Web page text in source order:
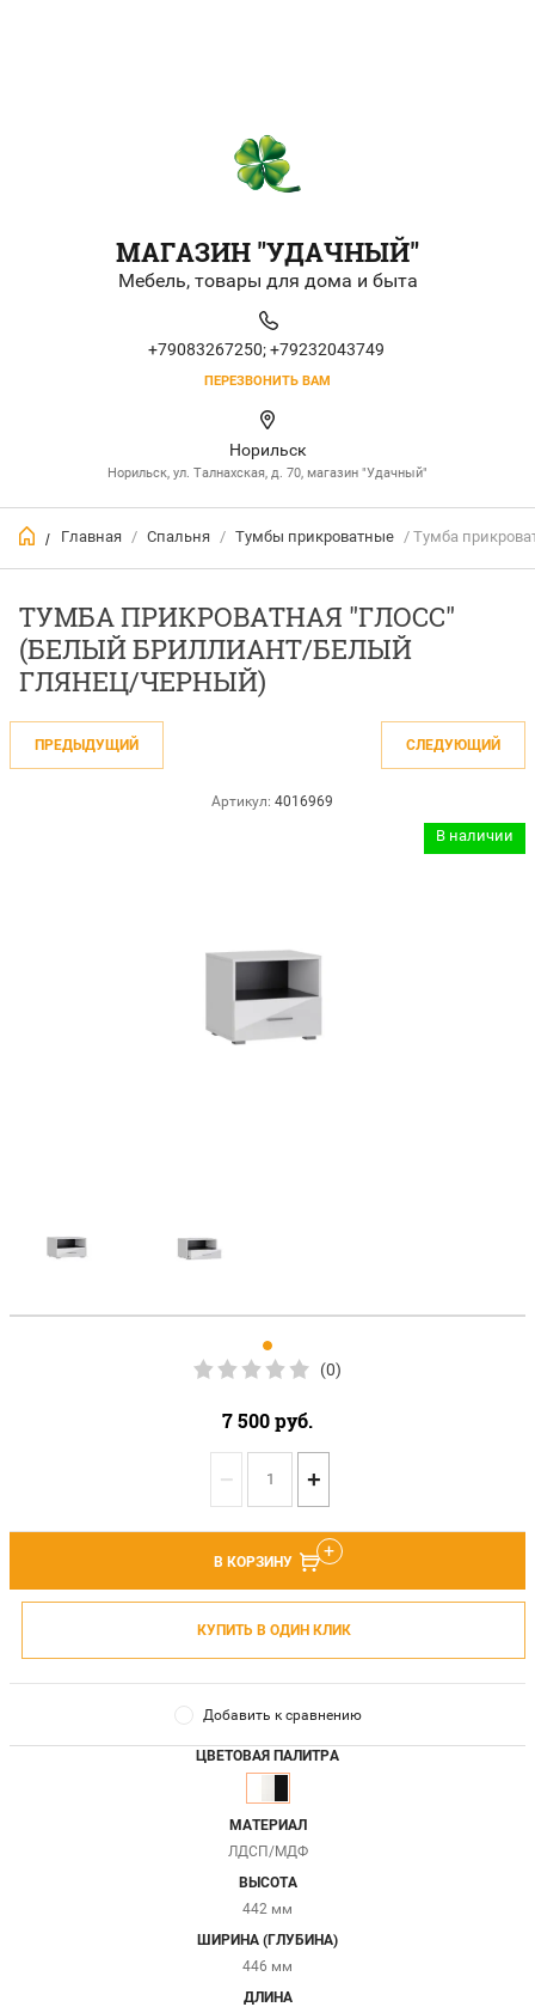
МАГАЗИН "УДАЧНЫЙ"
Мебель, товары для дома и быта
+79083267250; +79232043749
ПЕРЕЗВОНИТЬ ВАМ
Норильск
Норильск, ул. Талнахская, д. 70, магазин "Удачный"
/ Главная / Спальня / Тумбы прикроватные / Тумба
ТУМБА ПРИКРОВАТНАЯ "ГЛОСС"
(БЕЛЫЙ БРИЛЛИАНТ/БЕЛЫЙ
ГЛЯНЕЦ/ЧЕРНЫЙ)
ПРЕДЫДУЩИЙ СЛЕДУЮЩИЙ
Артикул: 4016969
В наличии
(0)
7 500руб.
− +
В КОРЗИНУ
КУПИТЬ В ОДИН КЛИК
Добавить к сравнению
ЦВЕТОВАЯ ПАЛИТРА
МАТЕРИАЛ
ЛДСП/МДФ
ВЫСОТА
442 мм
ШИРИНА (ГЛУБИНА)
446 мм
ДЛИНА